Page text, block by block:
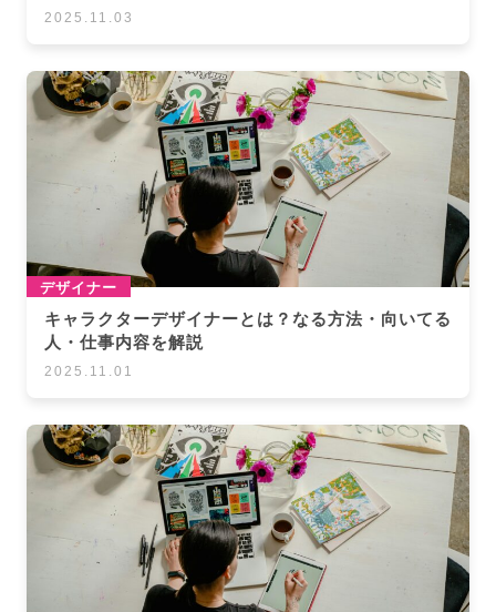
2025.11.03
デザイナー
キャラクターデザイナーとは？なる方法・向いてる
人・仕事内容を解説
2025.11.01